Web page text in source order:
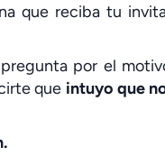
que reciba tu
por el
que intuyo que